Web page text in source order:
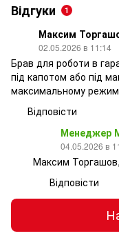
Відгуки 1
Максим
02.05.2026 в 11:14
Брав для роботи в
під капотом або під
максимальному
Відповісти
Менеджер
04.05.2026 в
Максим
Відповісти